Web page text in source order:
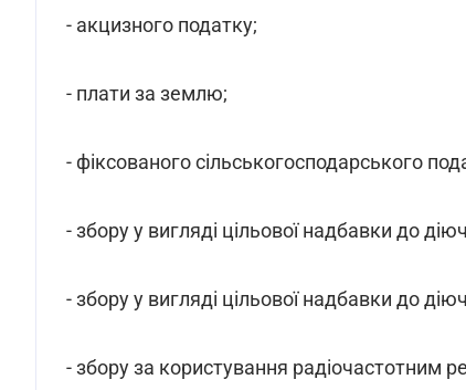
- акцизного податку;
- плати за землю;
- фіксованого сільськогосподарського
- збору у вигляді цільової надбавки до
- збору у вигляді цільової надбавки до
- збору за користування радіочастотним